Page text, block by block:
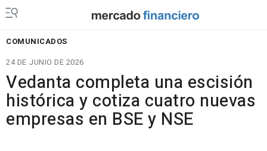
COMUNICADOS
24 DE JUNIO DE 2026
Vedanta completa una escisión
histórica y cotiza cuatro nuevas
empresas en BSE y NSE